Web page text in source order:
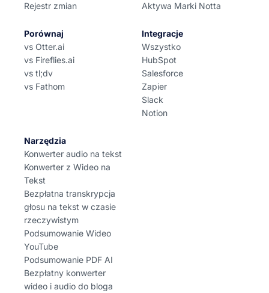
Rejestr zmian
Aktywa Marki Notta
Porównaj
vs Otter.ai
vs Fireflies.ai
vs tl;dv
vs Fathom
Integracje
Wszystko
HubSpot
Salesforce
Zapier
Slack
Notion
Narzędzia
Konwerter audio na tekst
Konwerter z Wideo na
Tekst
Bezpłatna transkrypcja
głosu na tekst w czasie
rzeczywistym
Podsumowanie Wideo
YouTube
Podsumowanie PDF AI
Bezpłatny konwerter
wideo i audio do bloga